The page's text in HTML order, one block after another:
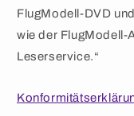
FlugModell-DVD
wie der FlugModell-
Leserservice.“